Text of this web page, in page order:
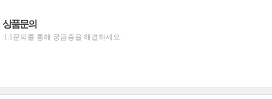
상품문의
1:1문의를 통해 궁금증을 해결하세요.